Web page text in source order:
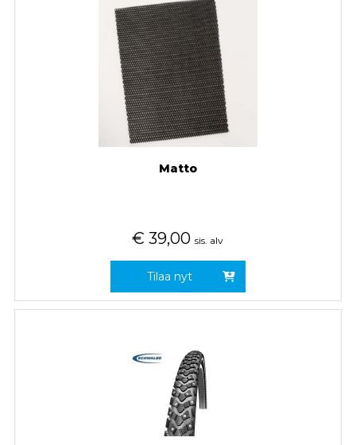
Matto
€ 39,00 sis. alv
Tilaa nyt